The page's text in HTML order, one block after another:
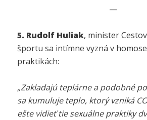
—
5. Rudolf Huliak, minister
športu sa intímne vyzná v
praktikách:
„Zakladajú teplárne a podobné
sa kumuluje teplo, ktorý vzniká
ešte vidieť tie sexuálne praktiky